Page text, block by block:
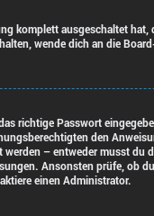
komplett ausgeschaltet
wende dich an die
richtige Passwort
den
– entweder musst
Ansonsten prüfe, ob
einen Administrator.